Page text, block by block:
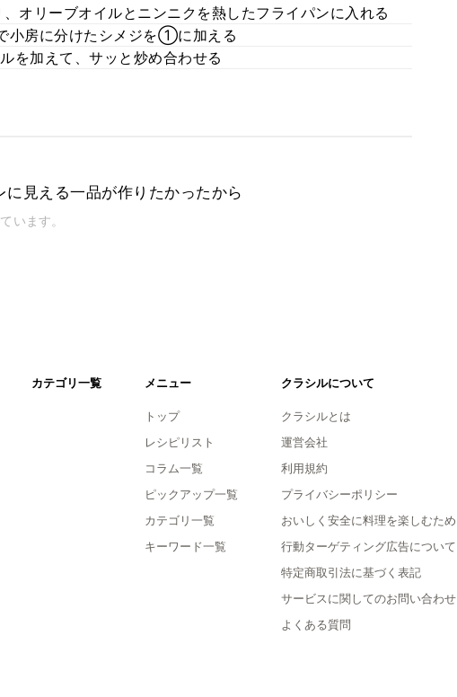
オリーブオイルとニンニクを熱したフライパンに入れる
小房に分けたシメジを①に加える
加えて、サッと炒め合わせる
見える一品が作りたかったから
います。
カテゴリ一覧 メニュー
トップ
レシピリスト
コラム一覧
ピックアップ一覧
カテゴリ一覧
キーワード一覧
クラシルについて
クラシルとは
運営会社
利用規約
プライバシーポリシー
おいしく安全に料理を楽しむため
行動ターゲティング広告について
特定商取引法に基づく表記
サービスに関してのお問い合わせ
よくある質問